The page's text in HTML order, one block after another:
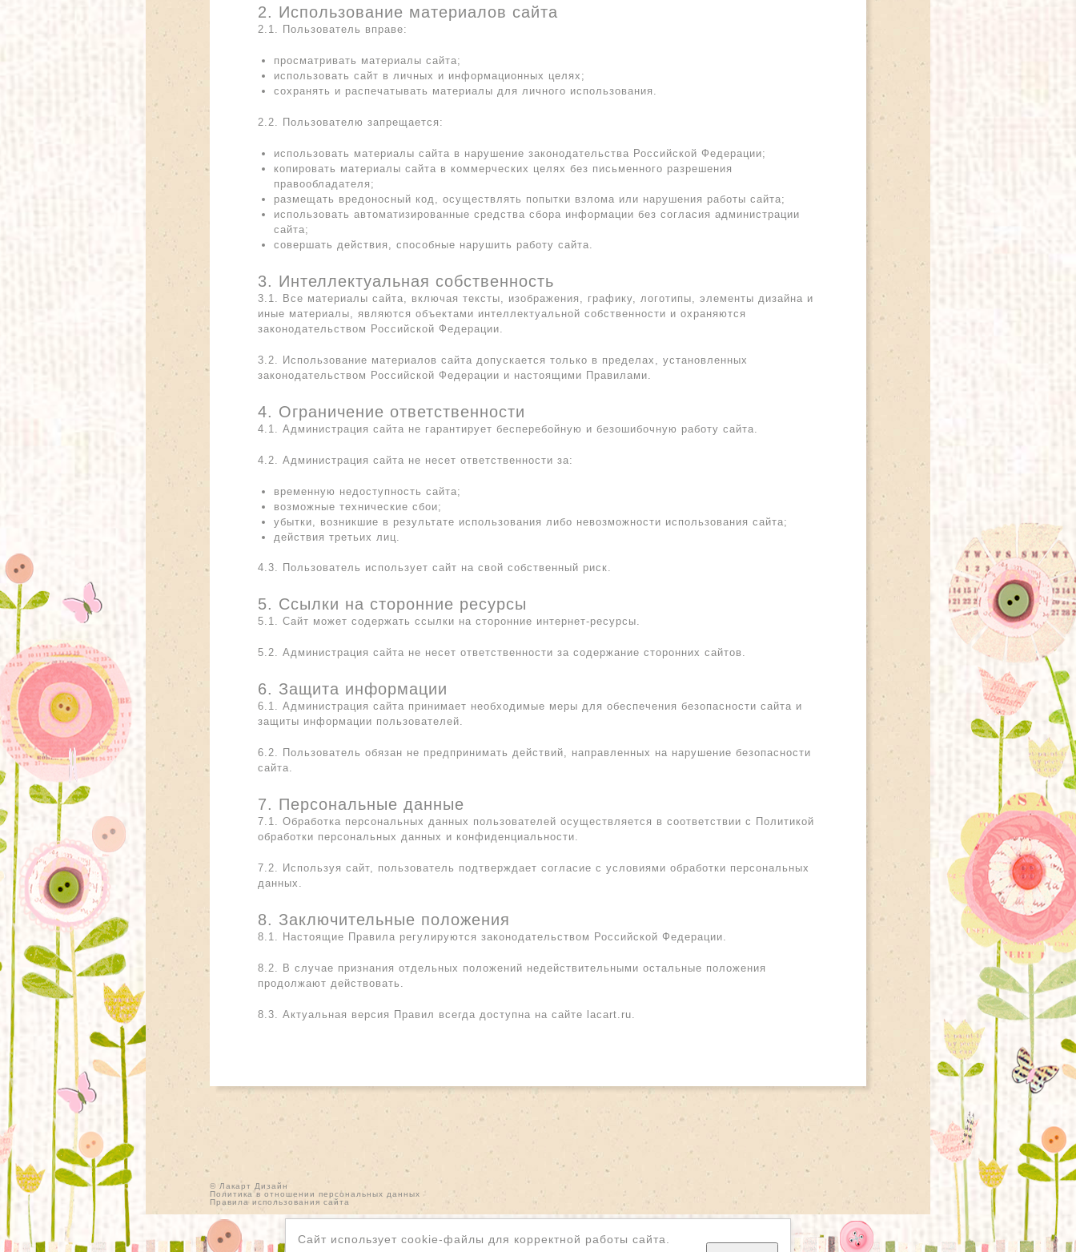
2. Использование материалов сайта
2.1. Пользователь вправе:
просматривать материалы сайта;
использовать сайт в личных и информационных целях;
сохранять и распечатывать материалы для личного использования.
2.2. Пользователю запрещается:
использовать материалы сайта в нарушение законодательства Российской Федерации;
копировать материалы сайта в коммерческих целях без письменного разрешения
правообладателя;
размещать вредоносный код, осуществлять попытки взлома или нарушения работы сайта;
использовать автоматизированные средства сбора информации без согласия администрации
сайта;
совершать действия, способные нарушить работу сайта.
3. Интеллектуальная собственность
3.1. Все материалы сайта, включая тексты, изображения, графику, логотипы, элементы дизайна и
иные материалы, являются объектами интеллектуальной собственности и охраняются
законодательством Российской Федерации.
3.2. Использование материалов сайта допускается только в пределах, установленных
законодательством Российской Федерации и настоящими Правилами.
4. Ограничение ответственности
4.1. Администрация сайта не гарантирует бесперебойную и безошибочную работу сайта.
4.2. Администрация сайта не несет ответственности за:
временную недоступность сайта;
возможные технические сбои;
убытки, возникшие в результате использования либо невозможности использования сайта;
действия третьих лиц.
4.3. Пользователь использует сайт на свой собственный риск.
5. Ссылки на сторонние ресурсы
5.1. Сайт может содержать ссылки на сторонние интернет-ресурсы.
5.2. Администрация сайта не несет ответственности за содержание сторонних сайтов.
6. Защита информации
6.1. Администрация сайта принимает необходимые меры для обеспечения безопасности сайта и
защиты информации пользователей.
6.2. Пользователь обязан не предпринимать действий, направленных на нарушение безопасности
сайта.
7. Персональные данные
7.1. Обработка персональных данных пользователей осуществляется в соответствии с Политикой
обработки персональных данных и конфиденциальности.
7.2. Используя сайт, пользователь подтверждает согласие с условиями обработки персональных
данных.
8. Заключительные положения
8.1. Настоящие Правила регулируются законодательством Российской Федерации.
8.2. В случае признания отдельных положений недействительными остальные положения
продолжают действовать.
8.3. Актуальная версия Правил всегда доступна на сайте lacart.ru.
© Лакарт Дизайн
Политика в отношении персональных данных
Правила использования сайта
Сайт использует cookie-файлы для корректной работы сайта.